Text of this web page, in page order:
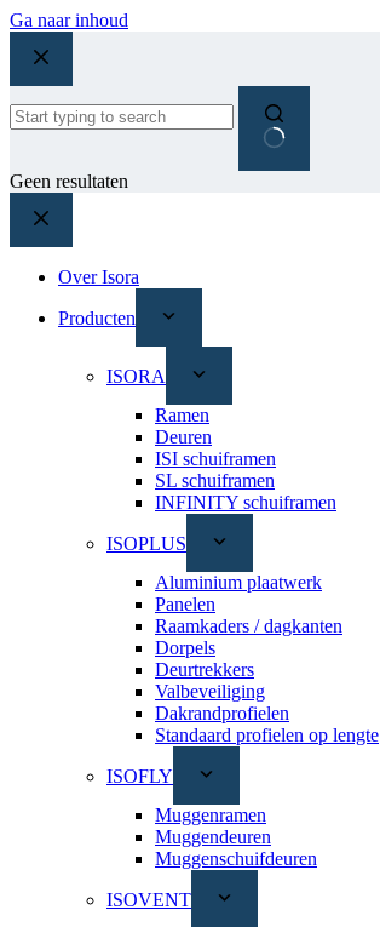
Ga naar inhoud
Geen resultaten
Over Isora
Producten
ISORA
Ramen
Deuren
ISI schuiframen
SL schuiframen
INFINITY schuiframen
ISOPLUS
Aluminium plaatwerk
Panelen
Raamkaders / dagkanten
Dorpels
Deurtrekkers
Valbeveiliging
Dakrandprofielen
Standaard profielen op lengte
ISOFLY
Muggenramen
Muggendeuren
Muggenschuifdeuren
ISOVENT